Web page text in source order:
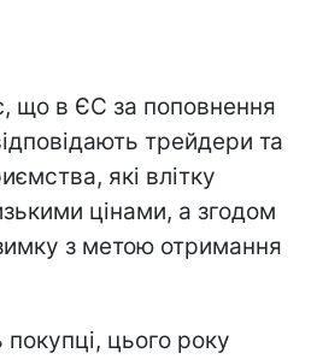
що в ЄС за поповнення
трейдери та
які влітку
цінами, а згодом
з метою отримання
цього року